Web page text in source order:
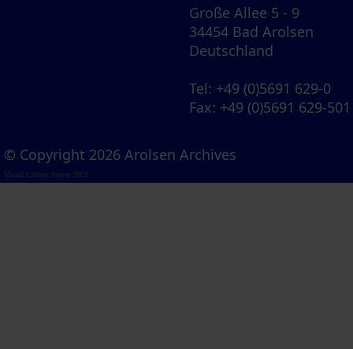
Große Allee 5 - 9
34454 Bad Arolsen
Deutschland
Tel: +49 (0)5691 629-0
Fax: +49 (0)5691 629-501
© Copyright 2026 Arolsen Archives
Visual Library Server 2026